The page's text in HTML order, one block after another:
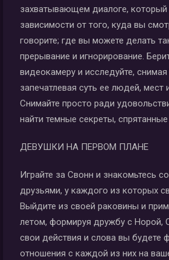
захватывающем диалоге, который
зависимости от того, куда вы
говорите; где вы можете делать
прерывание и игнорирование.
видеокамеру и исследуйте,
запечатлевая суть ее людей,
Снимайте просто ради
найти темные секреты, спрятанные
ДЕВУШКИ НА ПЕРВОМ ПЛАНЕ
Играйте за Свонн и знакомьтесь
друзьями, у каждого из которых
Выйдите из своей раковины и
летом, формируя дружбу с Норой,
свои действия и слова вы будете
отношения с каждой из них на